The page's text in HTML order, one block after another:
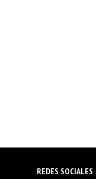
REDES SOCIALES